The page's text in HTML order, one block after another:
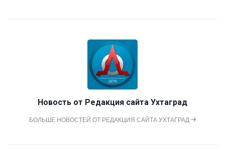
Новость от Редакция сайта Ухтаград
БОЛЬШЕ НОВОСТЕЙ ОТ РЕДАКЦИЯ САЙТА УХТАГРАД